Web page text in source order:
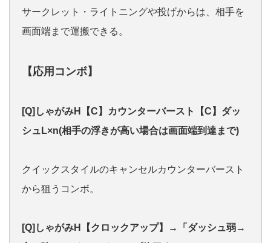
サークレット・ライトニングや投げからは、相手を
画面端まで運搬できる。
【応用コンボ】
[Q]しゃがみH【C】カウンターバースト【C】ダッ
シュL×n(相手の浮きが高い場合は画面端到達まで)
クイックスタイルのキャンセルカウンターバースト
から狙うコンボ。
[Q]しゃがみH【クロックアップ】→「ダッシュ弱→